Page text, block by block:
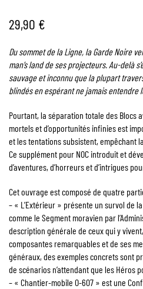
29,90 €
Du sommet de la Ligne, la Garde Noire
man’s land de ses projecteurs. Au-delà
sauvage et inconnu que la plupart
blindés en espérant ne jamais entendre
Pourtant, la séparation totale des Blocs
mortels et d’opportunités infinies est
et les tentations subsistent, empêchant
Ce supplément pour NOC introduit et
d’aventures, d’horreurs et d’intrigues
Cet ouvrage est composé de quatre
– « L’Extérieur » présente un survol de
comme le Segment moravien par
description générale de ceux qui y
composantes remarquables et de ses
généraux, des exemples concrets sont
de scénarios n’attendant que les Héros
– « Chantier-mobile O-607 » est une